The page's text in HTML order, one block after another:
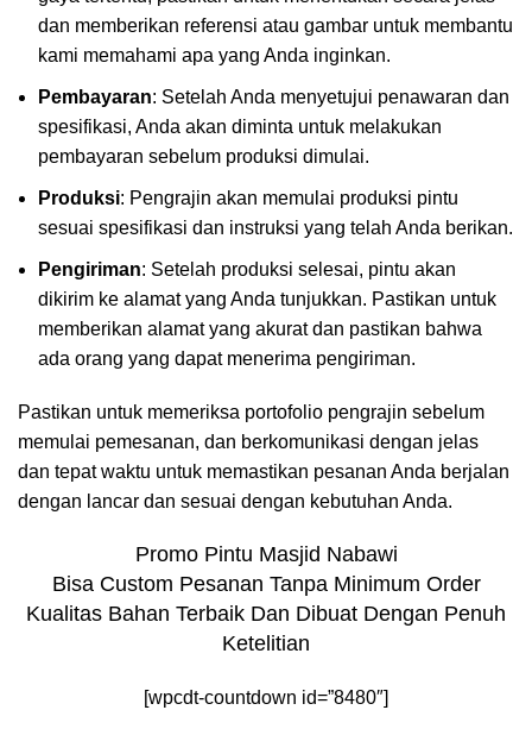
dan memberikan referensi atau gambar untuk membantu
kami memahami apa yang Anda inginkan.
Pembayaran: Setelah Anda menyetujui penawaran dan
spesifikasi, Anda akan diminta untuk melakukan
pembayaran sebelum produksi dimulai.
Produksi: Pengrajin akan memulai produksi pintu
sesuai spesifikasi dan instruksi yang telah Anda berikan.
Pengiriman: Setelah produksi selesai, pintu akan
dikirim ke alamat yang Anda tunjukkan. Pastikan untuk
memberikan alamat yang akurat dan pastikan bahwa
ada orang yang dapat menerima pengiriman.
Pastikan untuk memeriksa portofolio pengrajin sebelum
memulai pemesanan, dan berkomunikasi dengan jelas
dan tepat waktu untuk memastikan pesanan Anda berjalan
dengan lancar dan sesuai dengan kebutuhan Anda.
Promo Pintu Masjid Nabawi
Bisa Custom Pesanan Tanpa Minimum Order
Kualitas Bahan Terbaik Dan Dibuat Dengan Penuh
Ketelitian
[wpcdt-countdown id=”8480″]